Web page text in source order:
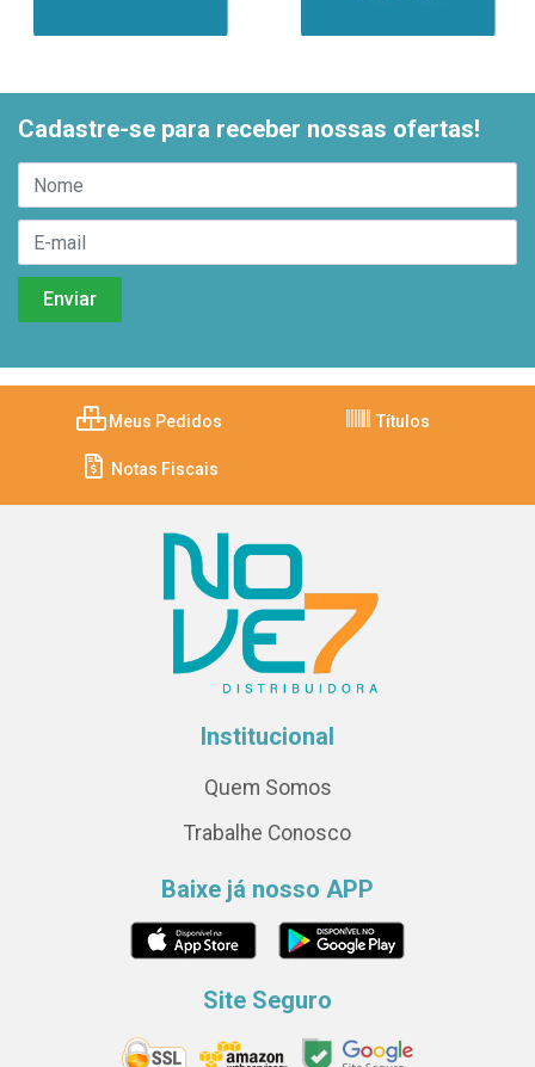
Cadastre-se para receber nossas ofertas!
Meus Pedidos Títulos
Notas Fiscais
Institucional
Quem Somos
Trabalhe Conosco
Baixe já nosso APP
Site Seguro